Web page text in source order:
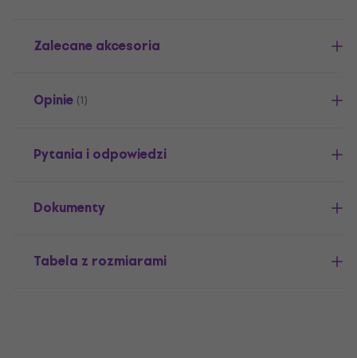
Zalecane akcesoria
Opinie (1)
Pytania i odpowiedzi
Dokumenty
Tabela z rozmiarami